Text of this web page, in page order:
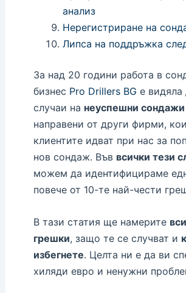
анализ
Нерегистриране на
Липса на поддръжка
За над 20 години работа в
бизнес Pro Drillers BG е видяла
случаи на неуспешни сондажи
направени от други фирми,
клиентите идват при нас за
нов сондаж. Във всички тези
можем да идентифицираме
повече от 10-те най-чести
В тази статия ще намерите
грешки, защо те се случват и
избегнете. Целта ни е да ви
хиляди евро и ненужни